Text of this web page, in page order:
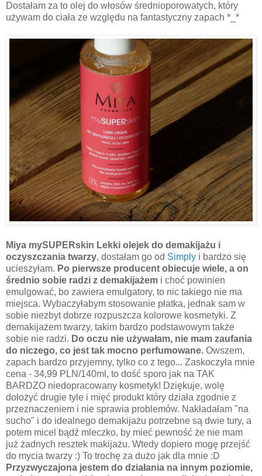
Dostałam za to olej do włosów średnioporowatych, który
używam do ciała ze względu na fantastyczny zapach *_*
Miya mySUPERskin Lekki olejek do demakijażu i
oczyszczania twarzy, dostałam go od Simply i bardzo się
ucieszyłam. Po pierwsze producent obiecuje wiele, a on
średnio sobie radzi z demakijażem i choć powinien
emulgować, bo zawiera emulgatory, to nic takiego nie ma
miejsca. Wybaczyłabym stosowanie płatka, jednak sam w
sobie niezbyt dobrze rozpuszcza kolorowe kosmetyki. Z
demakijażem twarzy, takim bardzo podstawowym także
sobie nie radzi. Do oczu nie używałam, nie mam zaufania
do niczego, co jest tak mocno perfumowane. Owszem,
zapach bardzo przyjemny, tylko co z tego... Zaskoczyła mnie
cena - 34,99 PLN/140ml, to dość sporo jak na TAK
BARDZO niedopracowany kosmetyk! Dziękuje, wolę
dołożyć drugie tyle i mięć produkt który działa zgodnie z
przeznaczeniem i nie sprawia problemów. Nakładałam "na
sucho" i do idealnego demakijażu potrzebne są dwie tury, a
potem micel bądź mleczko, by mieć pewność że nie mam
już żadnych resztek makijażu. Wtedy dopiero mogę przejść
do mycia twarzy :) To trochę za dużo jak dla mnie :D
Przyzwyczajona jestem do działania na innym poziomie,